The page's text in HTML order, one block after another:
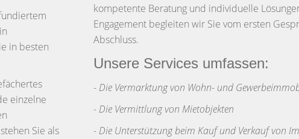
in besten
einzelne
Sie als
kompetente Beratung und individuelle
Engagement begleiten wir Sie vom ersten
Abschluss.
Unsere Services umfassen:
- Die Vermarktung von Wohn- und
- Die Vermittlung von Mietobjekten
- Die Unterstützung beim Kauf und Verkauf von